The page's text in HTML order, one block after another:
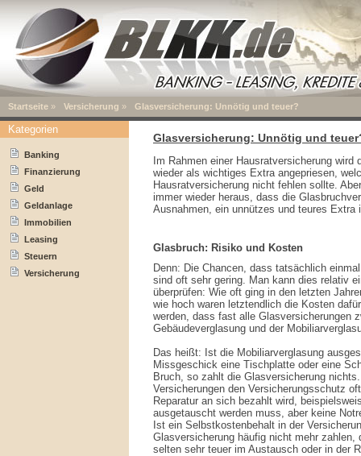
Startseite » Versicherung » Glasversicherung: Unnötig und teuer?
Glasversicherung: Unnötig und
Im Rahmen einer Hausratversicherung
wieder als wichtiges Extra angepriesen,
Hausratversicherung nicht fehlen sollte.
immer wieder heraus, dass die
Ausnahmen, ein unnützes und teures Extra
Glasbruch: Risiko und Kosten
Denn: Die Chancen, dass tatsächlich
sind oft sehr gering. Man kann dies relativ
überprüfen: Wie oft ging in den letzten
wie hoch waren letztendlich die Kosten
werden, dass fast alle Glasversicherungen
Gebäudeverglasung und der
Das heißt: Ist die Mobiliarverglasung
Missgeschick eine Tischplatte oder eine
Bruch, so zahlt die Glasversicherung
Versicherungen den Versicherungsschutz
Reparatur an sich bezahlt wird,
ausgetauscht werden muss, aber keine
Ist ein Selbstkostenbehalt in der
Glasversicherung häufig nicht mehr
selten sehr teuer im Austausch oder in der
Kategorien
Banking
Finanzierung
Geld
Geldanlage
Immobilien
Leasing
Steuern
Versicherung